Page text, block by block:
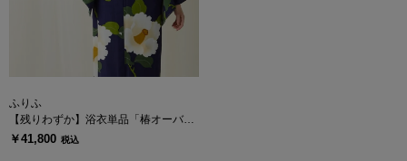
ふりふ
【残りわずか】浴衣単品「椿オーバジ
ーン」
￥41,800 税込